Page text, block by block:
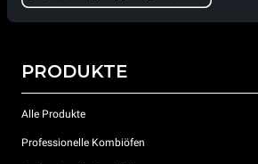
PRODUKTE
Alle Produkte
Professionelle Kombiöfen